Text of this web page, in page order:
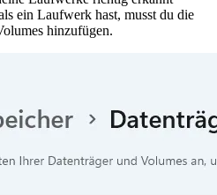
ein Laufwerk hast, musst du die
hinzufügen.